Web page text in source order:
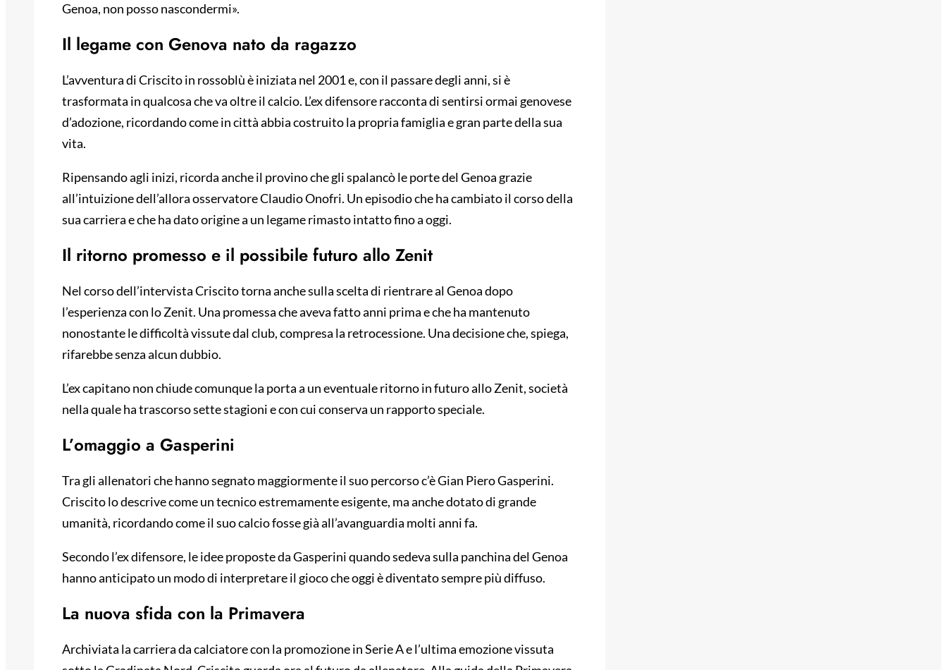
Genoa, non posso nascondermi».
Il legame con Genova nato da ragazzo
L’avventura di Criscito in rossoblù è iniziata nel 2001 e, con il passare degli anni, si è
trasformata in qualcosa che va oltre il calcio. L’ex difensore racconta di sentirsi ormai genovese
d’adozione, ricordando come in città abbia costruito la propria famiglia e gran parte della sua
vita.
Ripensando agli inizi, ricorda anche il provino che gli spalancò le porte del Genoa grazie
all’intuizione dell’allora osservatore Claudio Onofri. Un episodio che ha cambiato il corso della
sua carriera e che ha dato origine a un legame rimasto intatto fino a oggi.
Il ritorno promesso e il possibile futuro allo Zenit
Nel corso dell’intervista Criscito torna anche sulla scelta di rientrare al Genoa dopo
l’esperienza con lo Zenit. Una promessa che aveva fatto anni prima e che ha mantenuto
nonostante le difficoltà vissute dal club, compresa la retrocessione. Una decisione che, spiega,
rifarebbe senza alcun dubbio.
L’ex capitano non chiude comunque la porta a un eventuale ritorno in futuro allo Zenit, società
nella quale ha trascorso sette stagioni e con cui conserva un rapporto speciale.
L’omaggio a Gasperini
Tra gli allenatori che hanno segnato maggiormente il suo percorso c’è Gian Piero Gasperini.
Criscito lo descrive come un tecnico estremamente esigente, ma anche dotato di grande
umanità, ricordando come il suo calcio fosse già all’avanguardia molti anni fa.
Secondo l’ex difensore, le idee proposte da Gasperini quando sedeva sulla panchina del Genoa
hanno anticipato un modo di interpretare il gioco che oggi è diventato sempre più diffuso.
La nuova sfida con la Primavera
Archiviata la carriera da calciatore con la promozione in Serie A e l’ultima emozione vissuta